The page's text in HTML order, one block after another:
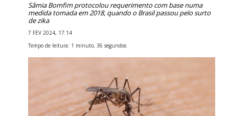
Sâmia Bomfim protocolou requerimento com base numa
medida tomada em 2018, quando o Brasil passou pelo surto
de zika
7 FEV 2024, 17:14
Tempo de leitura: 1 minuto, 36 segundos